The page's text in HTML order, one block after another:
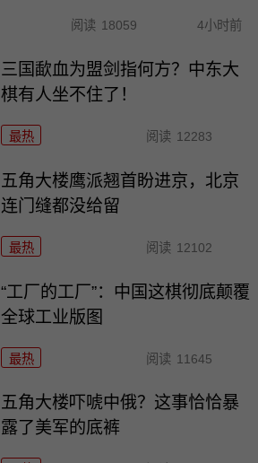
阅读 18059 4小时前
三国歃血为盟剑指何方？中东大
棋有人坐不住了！
最热 阅读 12283
五角大楼鹰派翘首盼进京，北京
连门缝都没给留
最热 阅读 12102
“工厂的工厂”：中国这棋彻底颠覆
全球工业版图
最热 阅读 11645
五角大楼吓唬中俄？这事恰恰暴
露了美军的底裤